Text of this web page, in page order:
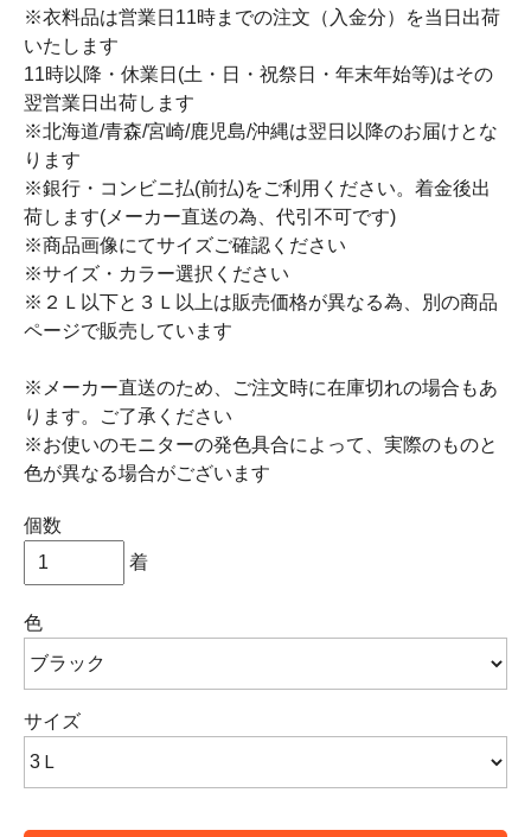
※衣料品は営業日11時までの注文（入金分）を当日出荷
いたします
11時以降・休業日(土・日・祝祭日・年末年始等)はその
翌営業日出荷します
※北海道/青森/宮崎/鹿児島/沖縄は翌日以降のお届けとな
ります
※銀行・コンビニ払(前払)をご利用ください。着金後出
荷します(メーカー直送の為、代引不可です)
※商品画像にてサイズご確認ください
※サイズ・カラー選択ください
※２Ｌ以下と３Ｌ以上は販売価格が異なる為、別の商品
ページで販売しています
※メーカー直送のため、ご注文時に在庫切れの場合もあ
ります。ご了承ください
※お使いのモニターの発色具合によって、実際のものと
色が異なる場合がございます
個数
着
色
サイズ